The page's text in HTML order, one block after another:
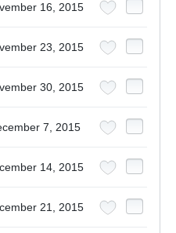
16, 2015
23, 2015
30, 2015
7, 2015
14, 2015
21, 2015